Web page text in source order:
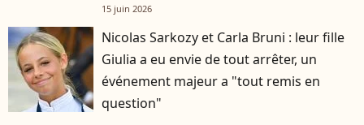
15 juin 2026
Nicolas Sarkozy et Carla Bruni : leur fille
Giulia a eu envie de tout arrêter, un
événement majeur a "tout remis en
question"